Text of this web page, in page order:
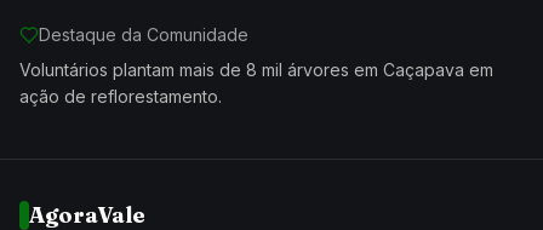
Destaque da Comunidade
Voluntários plantam mais de 8 mil árvores em Caçapava em
ação de reflorestamento.
AgoraVale